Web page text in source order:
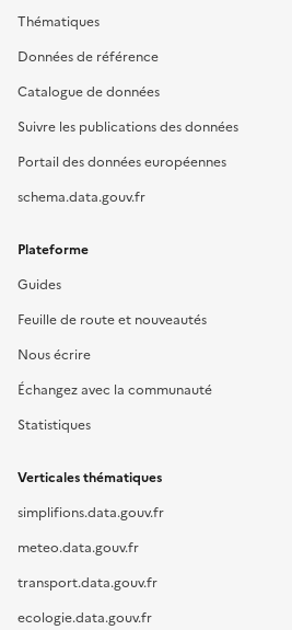
Thématiques
Données de référence
Catalogue de données
Suivre les publications des données
Portail des données européennes
schema.data.gouv.fr
Plateforme
Guides
Feuille de route et nouveautés
Nous écrire
Échangez avec la communauté
Statistiques
Verticales thématiques
simplifions.data.gouv.fr
meteo.data.gouv.fr
transport.data.gouv.fr
ecologie.data.gouv.fr